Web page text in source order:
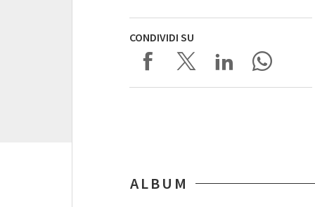
CONDIVIDI SU
ALBUM